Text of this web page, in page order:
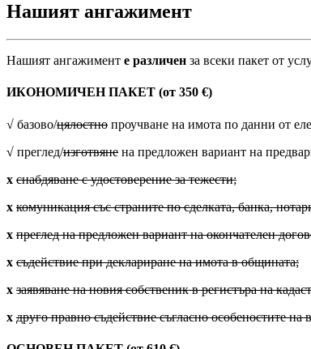
Нашият ангажимент
Нашият ангажимент е различен за всеки пакет от
ИКОНОМИЧЕН ПАКЕТ (от 350 €)
√ базово/цялостно проучване на имота по данни от
√ преглед/изготвяне на предложен вариант на
х снабдяване с удостоверение за тежести;
х комуникация със страните по сделката, банка,
х преглед на предложен вариант на окончателен
х съдействие при деклариране на имота в общината;
х заявяване на новия собственик в регистъра на
х друго правно съдействие съгласно особеностите на